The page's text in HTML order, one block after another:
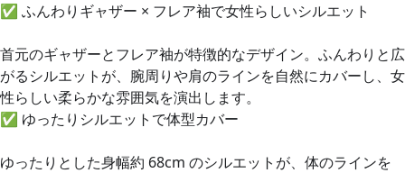
✅ ふんわりギャザー × フレア袖で女性らしいシルエット
首元のギャザーとフレア袖が特徴的なデザイン。ふんわりと広
がるシルエットが、腕周りや肩のラインを自然にカバーし、女
性らしい柔らかな雰囲気を演出します。
✅ ゆったりシルエットで体型カバー
ゆったりとした身幅約 68cm のシルエットが、体のラインを